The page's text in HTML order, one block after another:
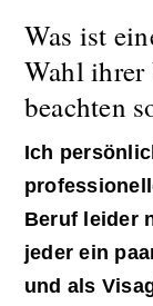
Was ist
Wahl ihrer
beachten
Ich
Beruf leider
jeder ein
und als